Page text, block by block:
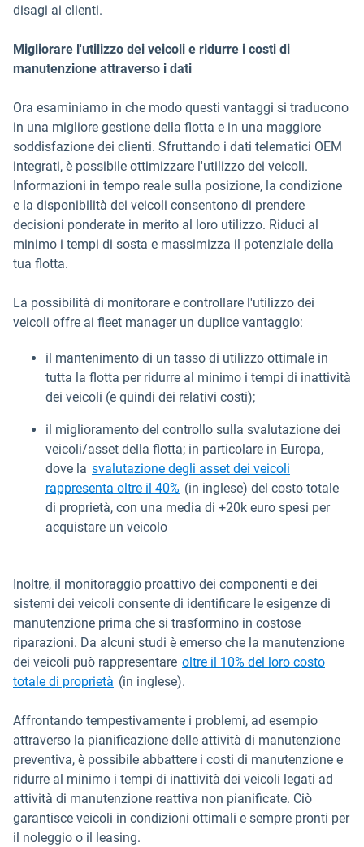
disagi ai clienti.
Migliorare l'utilizzo dei veicoli e ridurre i costi di
manutenzione attraverso i dati
Ora esaminiamo in che modo questi vantaggi si traducono
in una migliore gestione della flotta e in una maggiore
soddisfazione dei clienti. Sfruttando i dati telematici OEM
integrati, è possibile ottimizzare l'utilizzo dei veicoli.
Informazioni in tempo reale sulla posizione, la condizione
e la disponibilità dei veicoli consentono di prendere
decisioni ponderate in merito al loro utilizzo. Riduci al
minimo i tempi di sosta e massimizza il potenziale della
tua flotta.
La possibilità di monitorare e controllare l'utilizzo dei
veicoli offre ai fleet manager un duplice vantaggio:
il mantenimento di un tasso di utilizzo ottimale in
tutta la flotta per ridurre al minimo i tempi di inattività
dei veicoli (e quindi dei relativi costi);
il miglioramento del controllo sulla svalutazione dei
veicoli/asset della flotta; in particolare in Europa,
dove la svalutazione degli asset dei veicoli
rappresenta oltre il 40% Apri in una nuova finestra
(in inglese) del costo totale
di proprietà, con una media di +20k euro spesi per
acquistare un veicolo
Inoltre, il monitoraggio proattivo dei componenti e dei
sistemi dei veicoli consente di identificare le esigenze di
manutenzione prima che si trasformino in costose
riparazioni. Da alcuni studi è emerso che la manutenzione
dei veicoli può rappresentare oltre il 10% del loro costo
totale di proprietà Apri in una nuova finestra
(in inglese).
Affrontando tempestivamente i problemi, ad esempio
attraverso la pianificazione delle attività di manutenzione
preventiva, è possibile abbattere i costi di manutenzione e
ridurre al minimo i tempi di inattività dei veicoli legati ad
attività di manutenzione reattiva non pianificate. Ciò
garantisce veicoli in condizioni ottimali e sempre pronti per
il noleggio o il leasing.